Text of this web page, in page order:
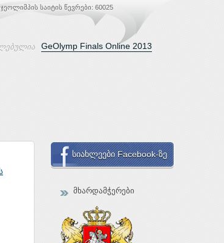
ჯეოლიმპის საიტის წევრები: 60025
GeOlymp Finals Online 2013
სიახლეები Facebook-ზე
მხარდამჭერები